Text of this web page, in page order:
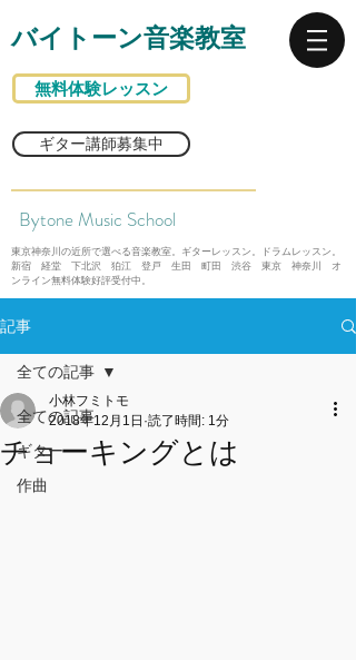
バイトーン音楽教室
無料体験レッスン
ギター講師募集中
Bytone Music School
東京神奈川の近所で選べる音楽教室。ギターレッスン。ドラムレッスン。
新宿 経堂 下北沢 狛江 登戸 生田 町田 渋谷 東京 神奈川 オ
ンライン無料体験好評受付中。
記事
全ての記事
ギター
作曲
全ての記事
チョーキングとは
小林フミトモ
2018年12月1日 読了時間: 1分